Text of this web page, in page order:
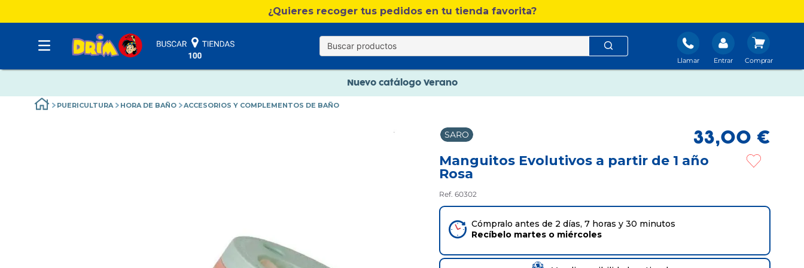
¿Quieres recoger tus pedidos en tu tienda favorita?
Llamar Entrar
Paga en 3 plazos sin intereses
Nuevo catálogo Verano
PUERICULTURA HORA DE BAÑO ACCESORIOS Y COMPLEMENTOS DE BAÑO
SARO 33,00 €
Manguitos Evolutivos a partir de 1 año
Rosa
Ref. 60302
Cómpralo antes de 2 días, 7 horas y 30 minutos
Recíbelo martes o miércoles